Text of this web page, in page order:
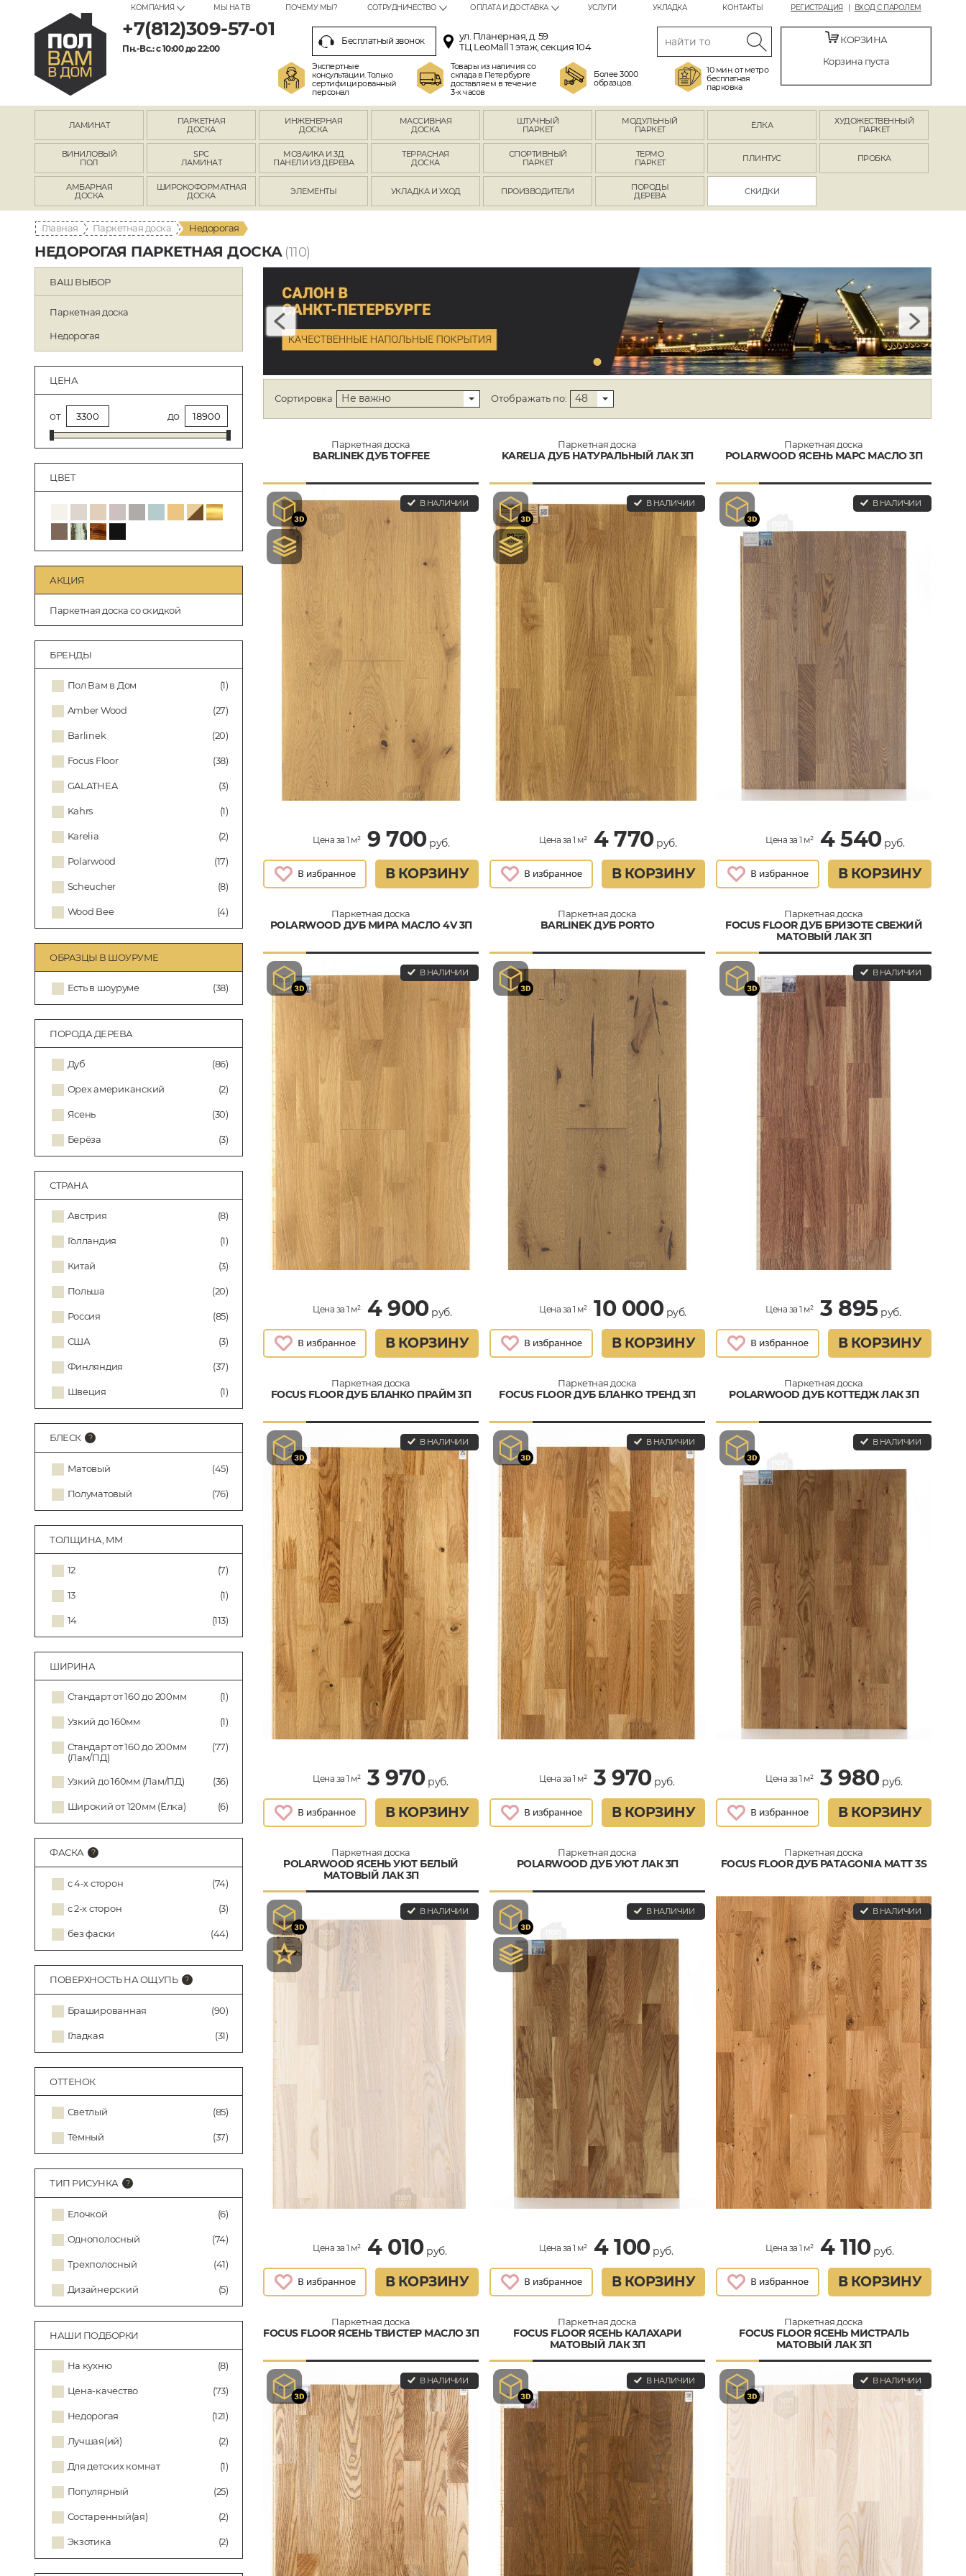
РЕГИСТРАЦИЯ ВХОД С ПАРОЛЕМ
КОМПАНИЯ МЫ НА ТВ ПОЧЕМУ МЫ? СОТРУДНИЧЕСТВО ОПЛАТА И ДОСТАВКА УСЛУГИ УКЛАДКА КОНТАКТЫ
+7(812)309-57-01
Пн.-Вс.: с 10:00 до 22:00
Бесплатный звонок
ул. Планерная, д. 59
ТЦ LeoMall 1 этаж, секция 104
Экспертные
консультации. Только
сертифицированный
персонал
Товары из наличия со
склада в Петербурге
доставляем в течение
3-х часов
Более 3000
образцов.
10 мин. от метро
бесплатная
парковка
КОРЗИНА
Корзина пуста
ЛАМИНАТ
ПАРКЕТНАЯ
ДОСКА
ИНЖЕНЕРНАЯ
ДОСКА
МАССИВНАЯ
ДОСКА
ШТУЧНЫЙ
ПАРКЕТ
МОДУЛЬНЫЙ
ПАРКЕТ
ЁЛКА
ХУДОЖЕСТВЕННЫЙ
ПАРКЕТ
ВИНИЛОВЫЙ
ПОЛ
SPC
ЛАМИНАТ
МОЗАИКА И 3Д
ПАНЕЛИ ИЗ ДЕРЕВА
ТЕРРАСНАЯ
ДОСКА
СПОРТИВНЫЙ
ПАРКЕТ
ТЕРМО
ПАРКЕТ
ПЛИНТУС ПРОБКА
АМБАРНАЯ
ДОСКА
ШИРОКОФОРМАТНАЯ
ДОСКА
ЭЛЕМЕНТЫ УКЛАДКА И УХОД ПРОИЗВОДИТЕЛИ
ПОРОДЫ
ДЕРЕВА
СКИДКИ
Главная Паркетная доска Недорогая
НЕДОРОГАЯ ПАРКЕТНАЯ ДОСКА (110)
ВАШ ВЫБОР
Паркетная доска
Недорогая
ЦЕНА
от до
ЦВЕТ
АКЦИЯ
Паркетная доска со скидкой
БРЕНДЫ
Пол Вам в Дом (1)
Amber Wood (27)
Barlinek (20)
Focus Floor (38)
GALATHEA (3)
Kahrs (1)
Karelia (2)
Polarwood (17)
Scheucher (8)
Wood Bee (4)
ОБРАЗЦЫ В ШОУРУМЕ
Есть в шоуруме (38)
ПОРОДА ДЕРЕВА
Дуб (86)
Орех американский (2)
Ясень (30)
Берёза (3)
СТРАНА
Австрия (8)
Голландия (1)
Китай (3)
Польша (20)
Россия (85)
США (3)
Финляндия (37)
Швеция (1)
БЛЕСК
Матовый (45)
Полуматовый (76)
ТОЛЩИНА, ММ
12 (7)
13 (1)
14 (113)
ШИРИНА
Стандарт от 160 до 200мм (1)
Узкий до 160мм (1)
Стандарт от 160 до 200мм
(Лам/ПД)
(77)
Узкий до 160мм (Лам/ПД) (36)
Широкий от 120мм (Ёлка) (6)
ФАСКА
с 4-х сторон (74)
с 2-х сторон (3)
без фаски (44)
ПОВЕРХНОСТЬ НА ОЩУПЬ
Брашированная (90)
Гладкая (31)
ОТТЕНОК
Светлый (85)
Тёмный (37)
ТИП РИСУНКА
Елочкой (6)
Однополосный (74)
Трехполосный (41)
Дизайнерский (5)
НАШИ ПОДБОРКИ
На кухню (8)
Цена-качество (73)
Недорогая (121)
Лучшая(ий) (2)
Для детских комнат (1)
Популярный (25)
Состаренный(ая) (2)
Экзотика (2)
Сортировка Не важно Отображать по: 48
Паркетная доска
BARLINEK ДУБ TOFFEE
В НАЛИЧИИ
Цена за 1 м² 9 700руб.
В КОРЗИНУ
Паркетная доска
KARELIA ДУБ НАТУРАЛЬНЫЙ ЛАК 3П
В НАЛИЧИИ
Цена за 1 м² 4 770руб.
В КОРЗИНУ
Паркетная доска
POLARWOOD ЯСЕНЬ МАРС МАСЛО 3П
В НАЛИЧИИ
Цена за 1 м² 4 540руб.
В КОРЗИНУ
Паркетная доска
POLARWOOD ДУБ МИРА МАСЛО 4V 3П
В НАЛИЧИИ
Цена за 1 м² 4 900руб.
В КОРЗИНУ
Паркетная доска
BARLINEK ДУБ PORTO
Цена за 1 м² 10 000руб.
В КОРЗИНУ
Паркетная доска
FOCUS FLOOR ДУБ БРИЗОТЕ СВЕЖИЙ
МАТОВЫЙ ЛАК 3П
В НАЛИЧИИ
Цена за 1 м² 3 895 руб.
В КОРЗИНУ
Паркетная доска
FOCUS FLOOR ДУБ БЛАНКО ПРАЙМ 3П
В НАЛИЧИИ
Цена за 1 м² 3 970руб.
В КОРЗИНУ
Паркетная доска
FOCUS FLOOR ДУБ БЛАНКО ТРЕНД 3П
В НАЛИЧИИ
Цена за 1 м² 3 970руб.
В КОРЗИНУ
Паркетная доска
POLARWOOD ДУБ КОТТЕДЖ ЛАК 3П
В НАЛИЧИИ
Цена за 1 м² 3 980руб.
В КОРЗИНУ
Паркетная доска
POLARWOOD ЯСЕНЬ УЮТ БЕЛЫЙ
МАТОВЫЙ ЛАК 3П
В НАЛИЧИИ
Цена за 1 м² 4 010руб.
В КОРЗИНУ
Паркетная доска
POLARWOOD ДУБ УЮТ ЛАК 3П
В НАЛИЧИИ
Цена за 1 м² 4 100руб.
В КОРЗИНУ
Паркетная доска
FOCUS FLOOR ДУБ PATAGONIA MATT 3S
В НАЛИЧИИ
Цена за 1 м² 4 110руб.
В КОРЗИНУ
Паркетная доска
FOCUS FLOOR ЯСЕНЬ ТВИСТЕР МАСЛО 3П
В НАЛИЧИИ
Паркетная доска
FOCUS FLOOR ЯСЕНЬ КАЛАХАРИ
МАТОВЫЙ ЛАК 3П
В НАЛИЧИИ
Паркетная доска
FOCUS FLOOR ЯСЕНЬ МИСТРАЛЬ
МАТОВЫЙ ЛАК 3П
В НАЛИЧИИ